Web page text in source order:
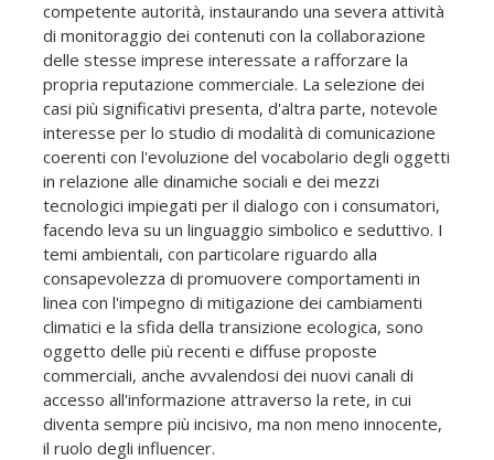
competente autorità, instaurando una severa attività
di monitoraggio dei contenuti con la collaborazione
delle stesse imprese interessate a rafforzare la
propria reputazione commerciale. La selezione dei
casi più significativi presenta, d'altra parte, notevole
interesse per lo studio di modalità di comunicazione
coerenti con l'evoluzione del vocabolario degli oggetti
in relazione alle dinamiche sociali e dei mezzi
tecnologici impiegati per il dialogo con i consumatori,
facendo leva su un linguaggio simbolico e seduttivo. I
temi ambientali, con particolare riguardo alla
consapevolezza di promuovere comportamenti in
linea con l'impegno di mitigazione dei cambiamenti
climatici e la sfida della transizione ecologica, sono
oggetto delle più recenti e diffuse proposte
commerciali, anche avvalendosi dei nuovi canali di
accesso all'informazione attraverso la rete, in cui
diventa sempre più incisivo, ma non meno innocente,
il ruolo degli influencer.